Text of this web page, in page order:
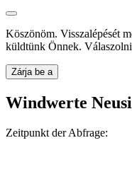
Köszönöm. Visszalépését
küldtünk Önnek.
Zárja be a
Windwerte
Zeitpunkt der Abfrage: